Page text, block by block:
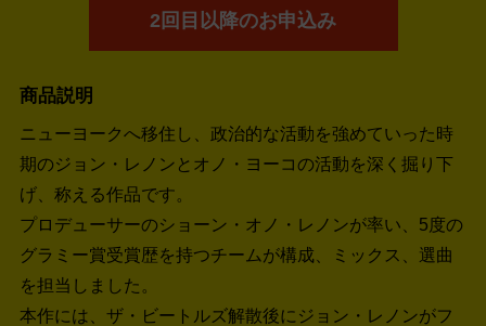
2回目以降のお申込み
商品説明
ニューヨークへ移住し、政治的な活動を強めていった時
期のジョン・レノンとオノ・ヨーコの活動を深く掘り下
げ、称える作品です。
プロデューサーのショーン・オノ・レノンが率い、5度の
グラミー賞受賞歴を持つチームが構成、ミックス、選曲
を担当しました。
本作には、ザ・ビートルズ解散後にジョン・レノンがフ